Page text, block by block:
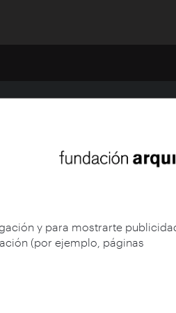
y para mostrarte
(por ejemplo, páginas
Alexis López